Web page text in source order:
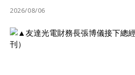
2026/08/06